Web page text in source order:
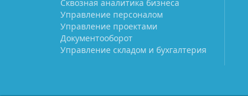
Сквозная аналитика бизнеса
Управление персоналом
Управление проектами
Документооборот
Управление складом и бухгалтерия